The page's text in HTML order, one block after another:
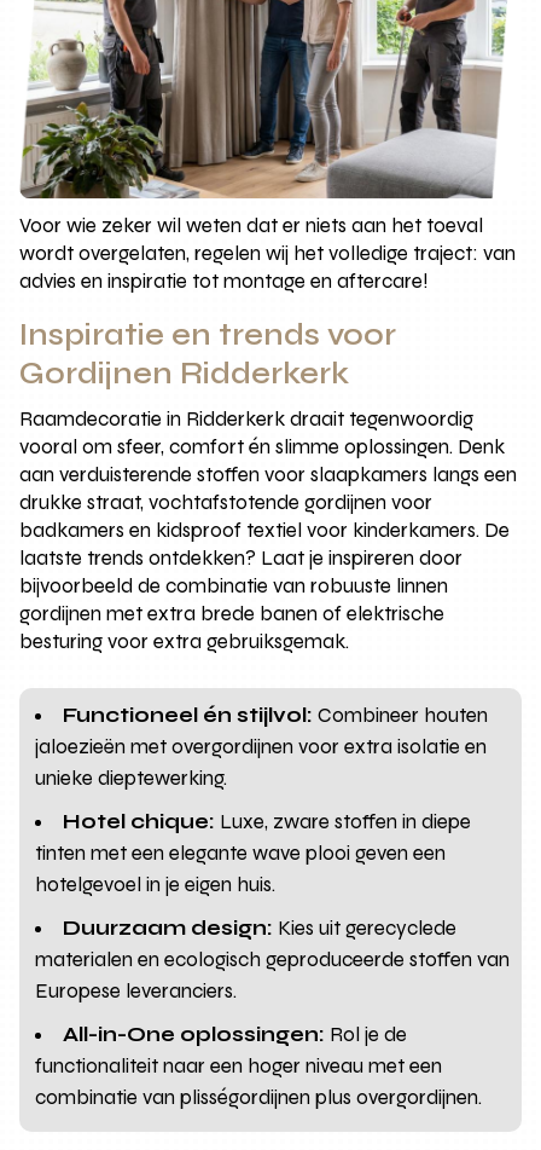
Voor wie zeker wil weten dat er niets aan het toeval
wordt overgelaten, regelen wij het volledige traject: van
advies en inspiratie tot montage en aftercare!
Inspiratie en trends voor
Gordijnen Ridderkerk
Raamdecoratie in Ridderkerk draait tegenwoordig
vooral om sfeer, comfort én slimme oplossingen. Denk
aan verduisterende stoffen voor slaapkamers langs een
drukke straat, vochtafstotende gordijnen voor
badkamers en kidsproof textiel voor kinderkamers. De
laatste trends ontdekken? Laat je inspireren door
bijvoorbeeld de combinatie van robuuste linnen
gordijnen met extra brede banen of elektrische
besturing voor extra gebruiksgemak.
Functioneel én stijlvol: Combineer houten
jaloezieën met overgordijnen voor extra isolatie en
unieke dieptewerking.
Hotel chique: Luxe, zware stoffen in diepe
tinten met een elegante wave plooi geven een
hotelgevoel in je eigen huis.
Duurzaam design: Kies uit gerecyclede
materialen en ecologisch geproduceerde stoffen van
Europese leveranciers.
All-in-One oplossingen: Rol je de
functionaliteit naar een hoger niveau met een
combinatie van plisségordijnen plus overgordijnen.